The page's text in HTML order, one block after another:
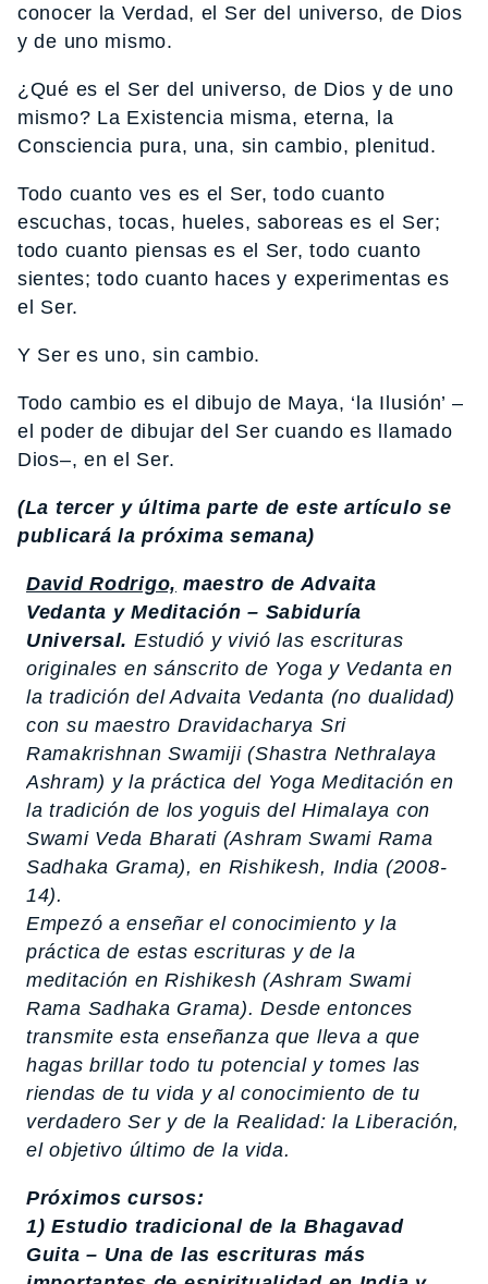
conocer la Verdad, el Ser del universo, de Dios
y de uno mismo.
¿Qué es el Ser del universo, de Dios y de uno
mismo? La Existencia misma, eterna, la
Consciencia pura, una, sin cambio, plenitud.
Todo cuanto ves es el Ser, todo cuanto
escuchas, tocas, hueles, saboreas es el Ser;
todo cuanto piensas es el Ser, todo cuanto
sientes; todo cuanto haces y experimentas es
el Ser.
Y Ser es uno, sin cambio.
Todo cambio es el dibujo de Maya, ‘la Ilusión’ –
el poder de dibujar del Ser cuando es llamado
Dios–, en el Ser.
(La tercer y última parte de este artículo se
publicarála próxima semana)
David Rodrigo, maestro de Advaita
Vedanta y Meditación – Sabiduría
Universal. Estudió y vivió las escrituras
originales en sánscrito de Yoga y Vedanta en
la tradición del Advaita Vedanta (no dualidad)
con su maestro Dravidacharya Sri
Ramakrishnan Swamiji (Shastra Nethralaya
Ashram) y la práctica del Yoga Meditación en
la tradición de los yoguis del Himalaya con
Swami Veda Bharati (Ashram Swami Rama
Sadhaka Grama), en Rishikesh, India (2008-
14).
Empezó a enseñar el conocimiento y la
práctica de estas escrituras y de la
meditación en Rishikesh (Ashram Swami
Rama Sadhaka Grama). Desde entonces
transmite esta enseñanza que lleva a que
hagas brillar todo tu potencial y tomes las
riendas de tu vida y al conocimiento de tu
verdadero Ser y de la Realidad: la Liberación,
el objetivo último de la vida.
Próximos cursos:
1) Estudio tradicional de la Bhagavad
Guita – Una de las escrituras más